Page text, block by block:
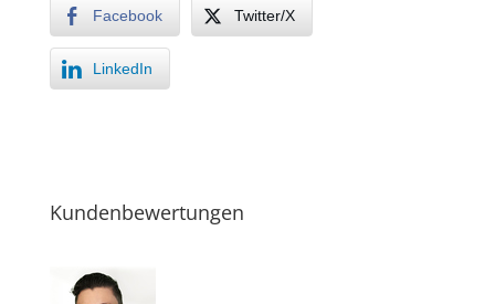
Facebook Twitter/X
LinkedIn
Kundenbewertungen